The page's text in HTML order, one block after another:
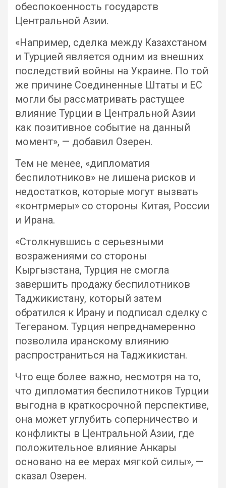
обеспокоенность государств
Центральной Азии.
«Например, сделка между Казахстаном
и Турцией является одним из внешних
последствий войны на Украине. По той
же причине Соединенные Штаты и ЕС
могли бы рассматривать растущее
влияние Турции в Центральной Азии
как позитивное событие на данный
момент», — добавил Озерен.
Тем не менее, «дипломатия
беспилотников» не лишена рисков и
недостатков, которые могут вызвать
«контрмеры» со стороны Китая, России
и Ирана.
«Столкнувшись с серьезными
возражениями со стороны
Кыргызстана, Турция не смогла
завершить продажу беспилотников
Таджикистану, который затем
обратился к Ирану и подписал сделку с
Тегераном. Турция непреднамеренно
позволила иранскому влиянию
распространиться на Таджикистан.
Что еще более важно, несмотря на то,
что дипломатия беспилотников Турции
выгодна в краткосрочной перспективе,
она может углубить соперничество и
конфликты в Центральной Азии, где
положительное влияние Анкары
основано на ее мерах мягкой силы», —
сказал Озерен.